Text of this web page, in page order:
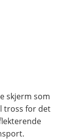
skjerm som
tross for det